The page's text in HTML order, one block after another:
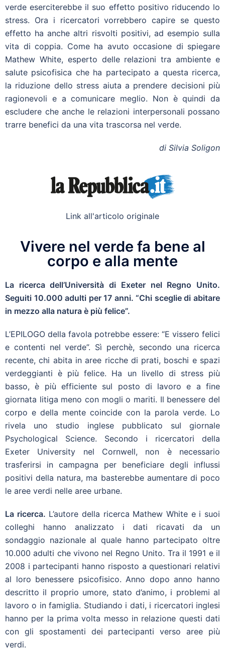
verde eserciterebbe il suo effetto positivo riducendo lo
stress. Ora i ricercatori vorrebbero capire se questo
effetto ha anche altri risvolti positivi, ad esempio sulla
vita di coppia. Come ha avuto occasione di spiegare
Mathew White, esperto delle relazioni tra ambiente e
salute psicofisica che ha partecipato a questa ricerca,
la riduzione dello stress aiuta a prendere decisioni più
ragionevoli e a comunicare meglio. Non è quindi da
escludere che anche le relazioni interpersonali possano
trarre benefici da una vita trascorsa nel verde.
di Silvia Soligon
Link all'articolo originale
Vivere nel verde fa bene al
corpo e alla mente
La ricerca dell’Università di Exeter nel Regno Unito.
Seguiti 10.000 adulti per 17 anni. “Chi sceglie di abitare
in mezzo alla natura è più felice”.
L’EPILOGO della favola potrebbe essere: “E vissero felici
e contenti nel verde”. Sì perchè, secondo una ricerca
recente, chi abita in aree ricche di prati, boschi e spazi
verdeggianti è più felice. Ha un livello di stress più
basso, è più efficiente sul posto di lavoro e a fine
giornata litiga meno con mogli o mariti. Il benessere del
corpo e della mente coincide con la parola verde. Lo
rivela uno studio inglese pubblicato sul giornale
Psychological Science. Secondo i ricercatori della
Exeter University nel Cornwell, non è necessario
trasferirsi in campagna per beneficiare degli influssi
positivi della natura, ma basterebbe aumentare di poco
le aree verdi nelle aree urbane.
La ricerca. L’autore della ricerca Mathew White e i suoi
colleghi hanno analizzato i dati ricavati da un
sondaggio nazionale al quale hanno partecipato oltre
10.000 adulti che vivono nel Regno Unito. Tra il 1991 e il
2008 i partecipanti hanno risposto a questionari relativi
al loro benessere psicofisico. Anno dopo anno hanno
descritto il proprio umore, stato d’animo, i problemi al
lavoro o in famiglia. Studiando i dati, i ricercatori inglesi
hanno per la prima volta messo in relazione questi dati
con gli spostamenti dei partecipanti verso aree più
verdi.